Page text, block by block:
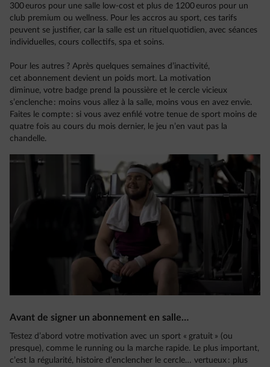
300 euros pour une salle low-cost et plus de 1200 euros pour un
club premium ou wellness. Pour les accros au sport, ces tarifs
peuvent se justifier, car la salle est un rituel quotidien, avec séances
individuelles, cours collectifs, spa et soins.
Pour les autres ? Après quelques semaines d’inactivité,
cet abonnement devient un poids mort. La motivation
diminue, votre badge prend la poussière et le cercle vicieux
s’enclenche : moins vous allez à la salle, moins vous en avez envie.
Faites le compte : si vous avez enfilé votre tenue de sport moins de
quatre fois au cours du mois dernier, le jeu n’en vaut pas la
chandelle.
Avant de signer un abonnement en salle…
Testez d’abord votre motivation avec un sport « gratuit » (ou
presque), comme le running ou la marche rapide. Le plus important,
c’est la régularité, histoire d’enclencher le cercle… vertueux : plus